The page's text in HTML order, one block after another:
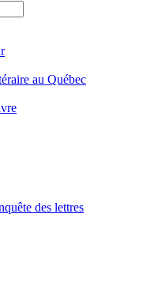
au Québec
des lettres